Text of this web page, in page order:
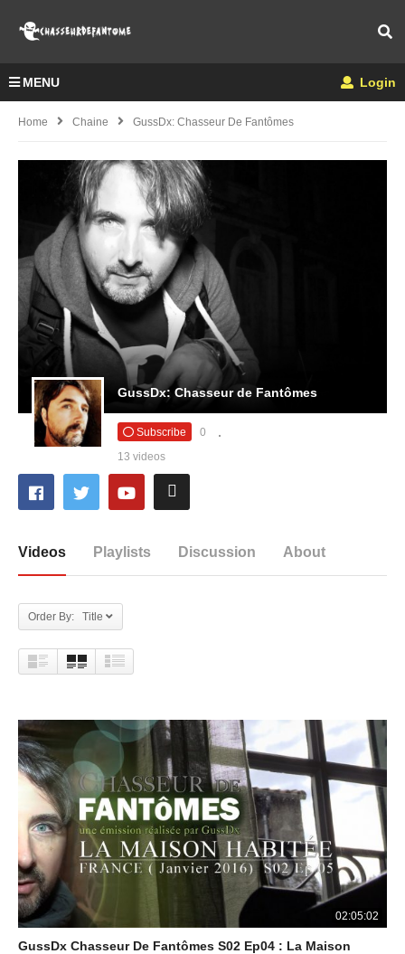
MENU Login
Home Chaine GussDx: Chasseur De Fantômes
GussDx: Chasseur de Fantômes
Subscribe
0
13 videos
Videos Playlists Discussion About
Order By: Title
02:05:02
GussDx Chasseur De Fantômes S02 Ep04 : La Maison